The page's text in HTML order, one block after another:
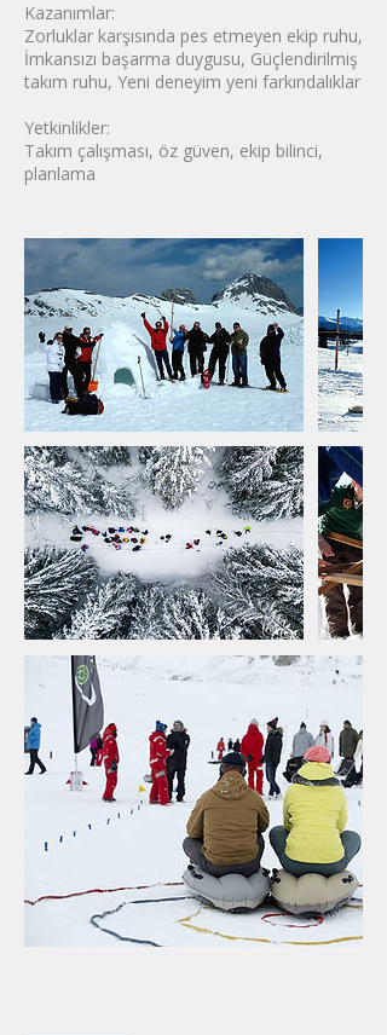
Kazanımlar:
Zorluklar karşısında pes etmeyen ekip ruhu,
İmkansızı başarma duygusu, Güçlendirilmiş
takım ruhu, Yeni deneyim yeni farkındalıklar
Yetkinlikler:
Takım çalışması, öz güven, ekip bilinci,
planlama